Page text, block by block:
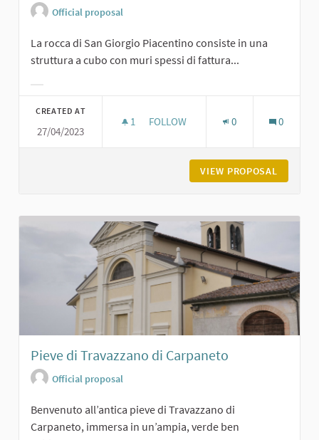
Official proposal
La rocca di San Giorgio Piacentino consiste in una
struttura a cubo con muri spessi di fattura...
CREATED AT
27/04/2023
1 1 FOLLOWER
FOLLOW 0 0
VIEW PROPOSAL
Pieve di Travazzano di Carpaneto
Official proposal
Benvenuto all’antica pieve di Travazzano di
Carpaneto, immersa in un’ampia, verde ben